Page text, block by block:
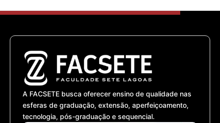
A FACSETE busca oferecer ensino de qualidade nas
esferas de graduação, extensão, aperfeiçoamento,
tecnologia, pós-graduação e sequencial.